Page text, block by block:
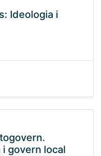
Ideologia i
govern local